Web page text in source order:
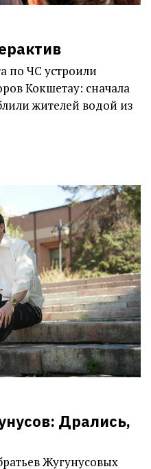
по ЧС устроили
Кокшетау: сначала
жителей водой из
Дрались,
Жугунусовых